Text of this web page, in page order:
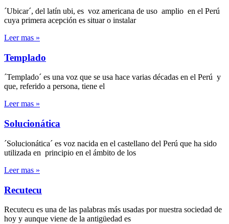
´Ubicar´, del latín ubi, es voz americana de uso amplio en el Perú
cuya primera acepción es situar o instalar
Leer mas »
Templado
´Templado´ es una voz que se usa hace varias décadas en el Perú y
que, referido a persona, tiene el
Leer mas »
Solucionática
´Solucionática´ es voz nacida en el castellano del Perú que ha sido
utilizada en principio en el ámbito de los
Leer mas »
Recutecu
Recutecu es una de las palabras más usadas por nuestra sociedad de
hoy y aunque viene de la antigüedad es